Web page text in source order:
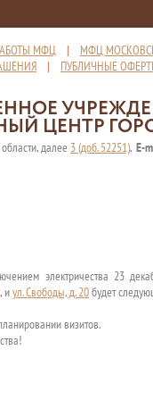
МФЦ | МФЦ
| ПУБЛИЧНЫЕ
ЦЕНТР
далее 3 (доб. 52251), E-
электричества 23
, иул. Свободы, д. 20будет
визитов.